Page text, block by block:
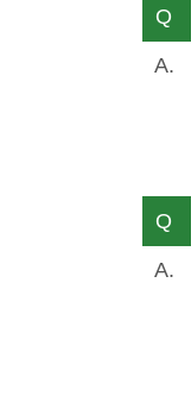
Q
A.
Q
A.